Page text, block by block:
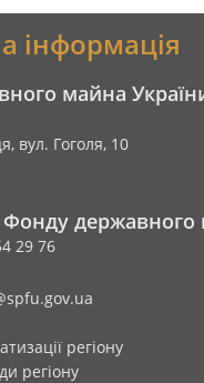
інформація
майна
вул. Гоголя, 10
Фонду
29 76
регіону
регіону